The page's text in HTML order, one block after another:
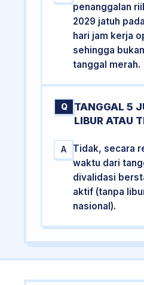
penanggalan
2029 jatuh
hari jam kerja
sehingga
tanggal merah.
Q
TANGGAL 5
LIBUR ATAU
A
Tidak, secara
waktu dari
divalidasi
aktif (tanpa
nasional).